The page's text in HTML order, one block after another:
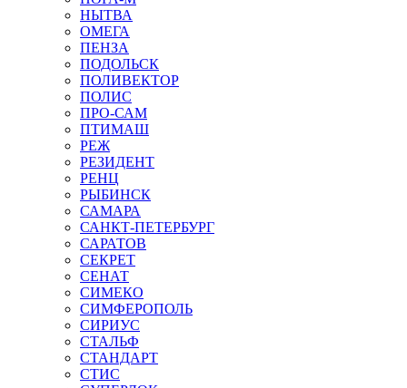
НЫТВА
ОМЕГА
ПЕНЗА
ПОДОЛЬСК
ПОЛИВЕКТОР
ПОЛИС
ПРО-САМ
ПТИМАШ
РЕЖ
РЕЗИДЕНТ
РЕНЦ
РЫБИНСК
САМАРА
САНКТ-ПЕТЕРБУРГ
САРАТОВ
СЕКРЕТ
СЕНАТ
СИМЕКО
СИМФЕРОПОЛЬ
СИРИУС
СТАЛЬФ
СТАНДАРТ
СТИС